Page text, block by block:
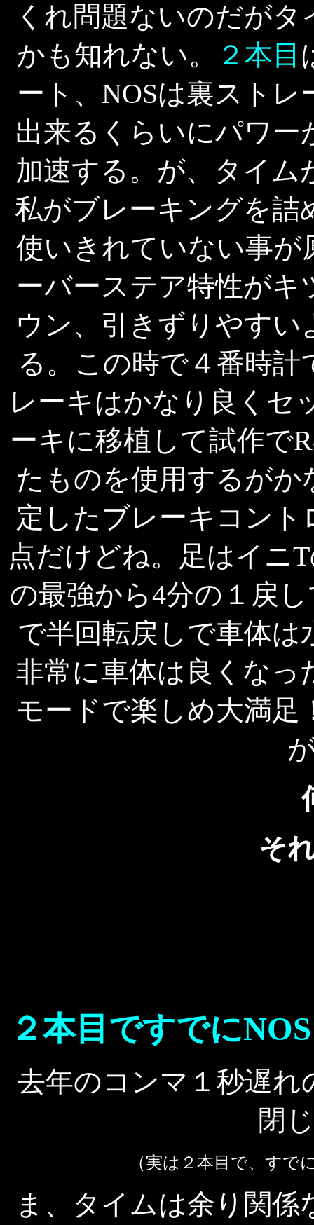
くれ問題ないのだが
かも知れない。
２本目
ート、NOSは裏スト
出来るくらいにパワ
加速する。が、タイ
私がブレーキングを詰
使いきれていない事が
ーバーステア特性が
ウン、引きずりやす
る。この時で４番時計
レーキはかなり良くセ
ーキに移植して試作で
たものを使用するが
定したブレーキコン
点だけどね。足はイニ
の最強から4分の１戻
で半回転戻しで車体
非常に車体は良くなっ
モードで楽しめ大満
そ
２本目ですでに
去年のコンマ１秒遅れ
閉
（実は２本目で、すで
ま、タイムは余り関